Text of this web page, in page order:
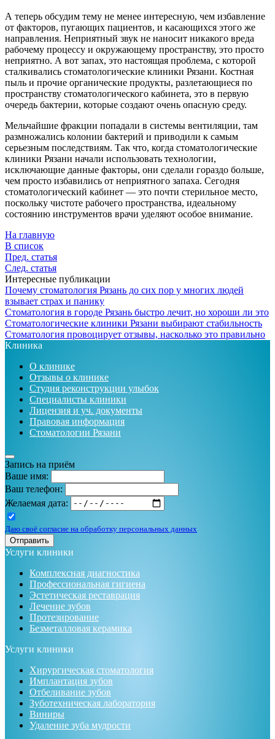
А теперь обсудим тему не менее интересную, чем избавление
от факторов, пугающих пациентов, и касающихся этого же
направления. Неприятный звук не наносит никакого вреда
рабочему процессу и окружающему пространству, это просто
неприятно. А вот запах, это настоящая проблема, с которой
сталкивались стоматологические клиники Рязани. Костная
пыль и прочие органические продукты, разлетающиеся по
пространству стоматологического кабинета, это в первую
очередь бактерии, которые создают очень опасную среду.
Мельчайшие фракции попадали в системы вентиляции, там
размножались колонии бактерий и приводили к самым
серьезным последствиям. Так что, когда стоматологические
клиники Рязани начали использовать технологии,
исключающие данные факторы, они сделали гораздо больше,
чем просто избавились от неприятного запаха. Сегодня
стоматологический кабинет — это почти стерильное место,
поскольку чистоте рабочего пространства, идеальному
состоянию инструментов врачи уделяют особое внимание.
На главную
В список
Пред. статья
След. статья
Интересные публикации
Почему стоматология Рязань до сих пор у многих людей
взывает страх и панику
Стоматология в городе Рязань быстро лечит, но хороши ли это
Стоматологические клиники Рязани выбирают стабильность
Стоматология провоцирует отзывы, насколько это правильно
Клиника
О клинике
Отзывы о клинике
Студия реконструкции улыбок
Специалисты клиники
Лицензия и уч. документы
Правовая информация
Стоматологии Рязани
Запись на приём
Ваше имя:
Ваш телефон:
Желаемая дата:
Даю своё согласие на обработку персональных данных
Отправить
Услуги клиники
Комплексная диагностика
Профессиональная гигиена
Эстетическая реставрация
Лечение зубов
Протезирование
Безметалловая керамика
Услуги клиники
Хирургическая стоматология
Имплантация зубов
Отбеливание зубов
Зуботехническая лаборатория
Виниры
Удаление зуба мудрости